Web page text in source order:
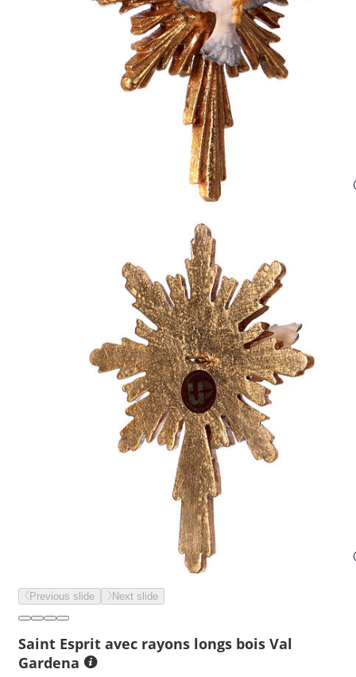
Previous slide Next slide
Saint Esprit avec rayons longs bois Val
Gardena